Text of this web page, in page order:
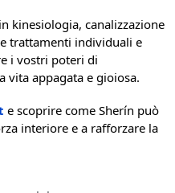
kinesiologia, canalizzazione
trattamenti individuali e
i vostri poteri di
vita appagata e gioiosa.
e scoprire come Sherín può
interiore e a rafforzare la